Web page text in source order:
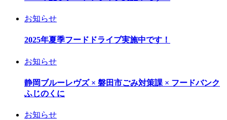
お知らせ
2025年夏季フードドライブ実施中です！
お知らせ
静岡ブルーレヴズ × 磐田市ごみ対策課 × フードバンク
ふじのくに
お知らせ